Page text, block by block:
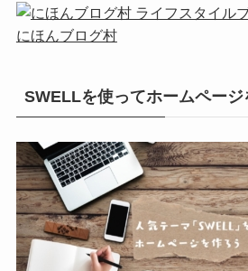
にほんブログ村
SWELLを使ってホームページ